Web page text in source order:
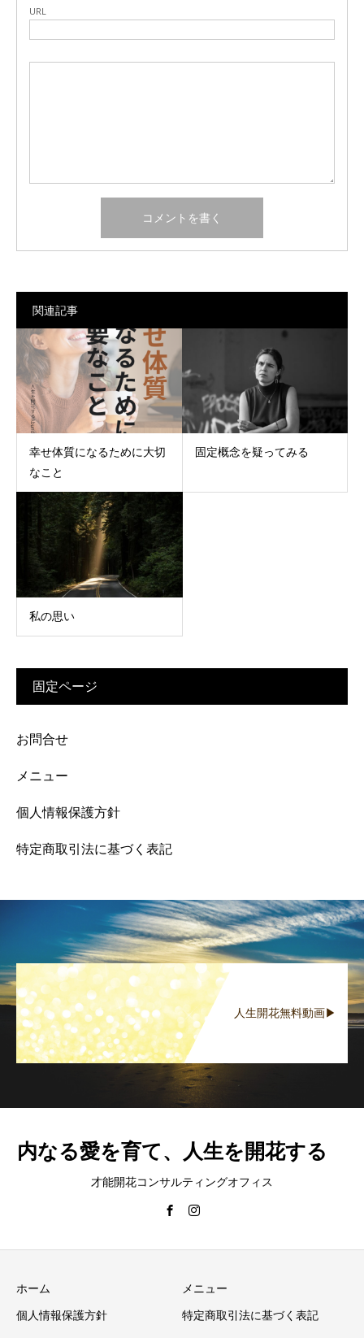
URL
関連記事
幸せ体質になるために大切
なこと
固定概念を疑ってみる
私の思い
固定ページ
お問合せ
メニュー
個人情報保護方針
特定商取引法に基づく表記
人生開花無料動画▶
内なる愛を育て、人生を開花する
才能開花コンサルティングオフィス
ホーム
メニュー
個人情報保護方針
特定商取引法に基づく表記